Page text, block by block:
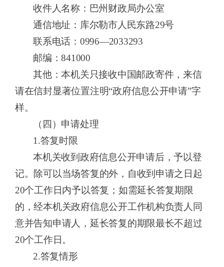
收件人名称：巴州财政局办公室
通信地址：库尔勒市人民东路29号
联系电话： 0996—2033293
邮编：841000
其他：本机关只接收中国邮政寄件，来信
请在信封显著位置注明“政府信息公开申请”字
样。
（四）申请处理
1.答复时限
本机关收到政府信息公开申请后，予以登
记。除可以当场答复的外，自收到申请之日起
20个工作日内予以答复；如需延长答复期限
的，经本机关政府信息公开工作机构负责人同
意并告知申请人，延长答复的期限最长不超过
20个工作日。
2.答复情形